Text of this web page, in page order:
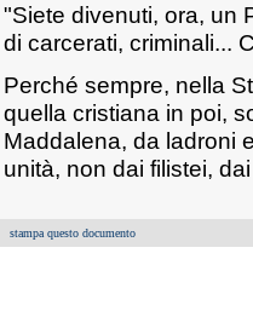
"Siete divenuti, ora, un
di carcerati, criminali...
Perché sempre, nella
quella cristiana in poi,
Maddalena, da ladroni
unità, non dai filistei,
stampa questo documento